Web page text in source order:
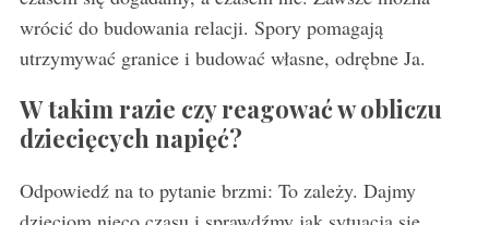
wrócić do budowania relacji. Spory pomagają
utrzymywać granice i budować własne, odrębne Ja.
W takim razie czy reagować w obliczu
dziecięcych napięć?
Odpowiedź na to pytanie brzmi: To zależy. Dajmy